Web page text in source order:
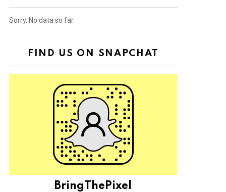
Sorry. No data so far.
FIND US ON SNAPCHAT
BringThePixel